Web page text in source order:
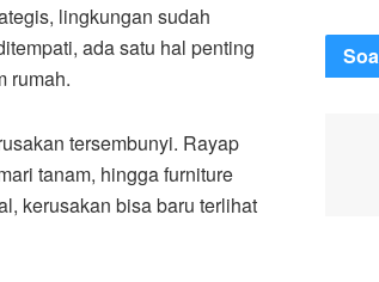
lingkungan sudah
ada satu hal penting
rumah.
tersembunyi. Rayap
tanam, hingga furniture
kerusakan bisa baru terlihat